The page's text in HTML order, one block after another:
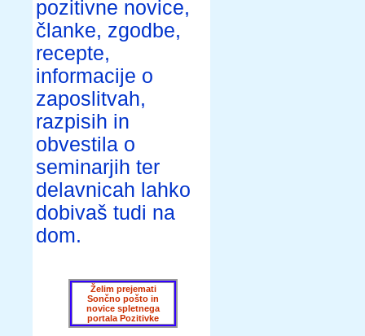
pozitivne novice,
članke, zgodbe,
recepte,
informacije o
zaposlitvah,
razpisih in
obvestila o
seminarjih ter
delavnicah lahko
dobivaš tudi na
dom.
Želim prejemati
Sončno pošto in
novice spletnega
portala Pozitivke